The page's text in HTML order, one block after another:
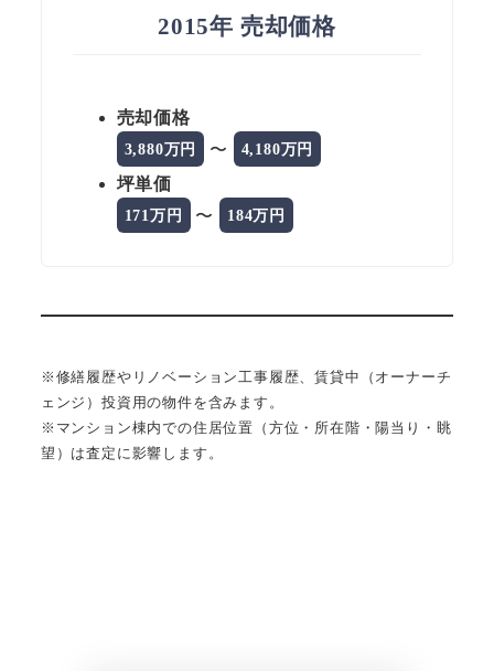
2015年 売却価格
売却価格
3,880万円 〜 4,180万円
坪単価
171万円 〜 184万円
※修繕履歴やリノベーション工事履歴、賃貸中（オーナーチ
ェンジ）投資用の物件を含みます。
※マンション棟内での住居位置（方位・所在階・陽当り・眺
望）は査定に影響します。